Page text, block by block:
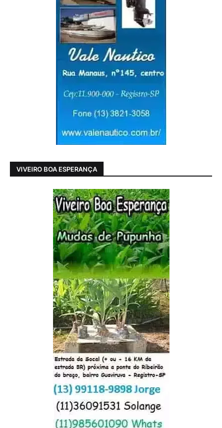
VIVEIRO BOA ESPERANÇA